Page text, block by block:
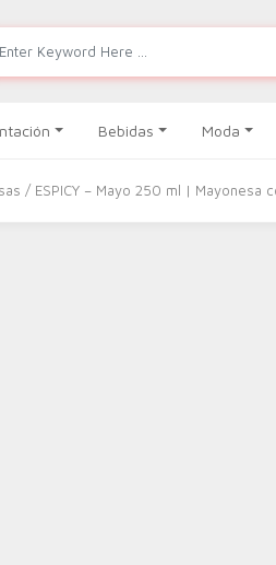
Bebidas Moda
/ ESPICY – Mayo 250 ml | Mayonesa